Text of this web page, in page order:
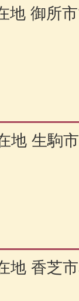
地 御所
地 生駒
香芝